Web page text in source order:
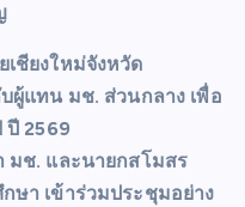
ชียงใหม่จังหวัด
ผู้แทน มช. ส่วนกลาง เพื่อ
ปี 2569
มช. และนายกสโมสร
ษา เข้าร่วมประชุมอย่าง